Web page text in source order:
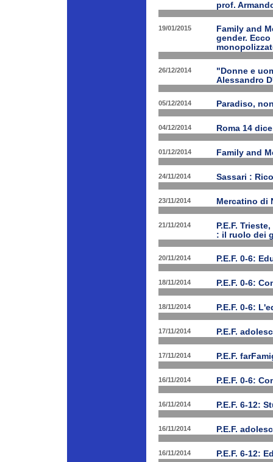
prof.
19/01/2015
Family and
gender.
26/12/2014
"Donne e
Alessandro
05/12/2014 Paradiso,
04/12/2014 Roma 14
01/12/2014 Family and
24/11/2014 Sassari :
23/11/2014 Mercatino di
21/11/2014
P.E.F.
: il ruolo dei
20/11/2014 P.E.F. 0-6:
18/11/2014 P.E.F. 0-6:
18/11/2014 P.E.F. 0-6:
17/11/2014 P.E.F.
17/11/2014 P.E.F.
16/11/2014 P.E.F. 0-6:
16/11/2014 P.E.F. 6-12:
16/11/2014 P.E.F.
16/11/2014 P.E.F. 6-12: